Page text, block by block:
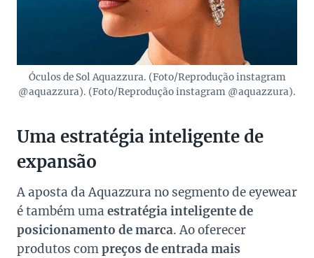
Óculos de Sol Aquazzura. (Foto/Reprodução instagram
@aquazzura). (Foto/Reprodução instagram @aquazzura).
Uma estratégia inteligente de
expansão
A aposta da Aquazzura no segmento de eyewear
é também uma estratégia inteligente de
posicionamento de marca. Ao oferecer
produtos compreços de entrada mais